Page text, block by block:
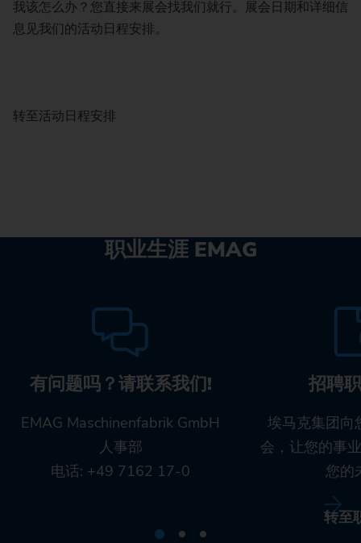
我该怎么办？您直接来展会找我们就行。展会日期和详细信
息见我们的活动日程安排。
转至活动日程安排
职业生涯 EMAG
有问题吗？请联系我们!
EMAG Maschinenfabrik GmbH
人事部
电话: +49 7162 17-0
招聘
埃马克集团向
会，让您的事
您的
转至